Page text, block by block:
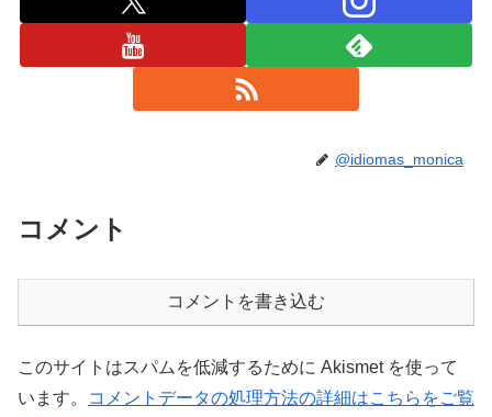
@idiomas_monica
コメント
コメントを書き込む
このサイトはスパムを低減するために Akismet を使って
います。
コメントデータの処理方法の詳細はこちらをご覧